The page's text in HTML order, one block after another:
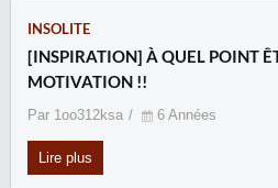
INSOLITE
[INSPIRATION] À QUEL POINT
MOTIVATION !!
Par 1oo312ksa 6 Années
Lire plus